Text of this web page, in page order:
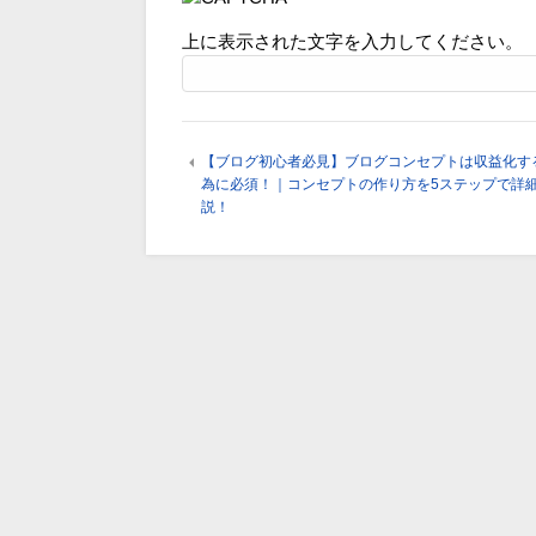
上に表示された文字を入力してください。
【ブログ初心者必見】ブログコンセプトは収益化す
為に必須！｜コンセプトの作り方を5ステップで詳
説！